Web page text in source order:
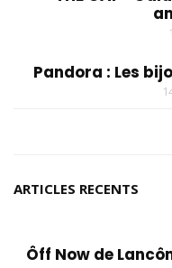
Pandora : Les
ARTICLES RECENTS
Ôff Now de